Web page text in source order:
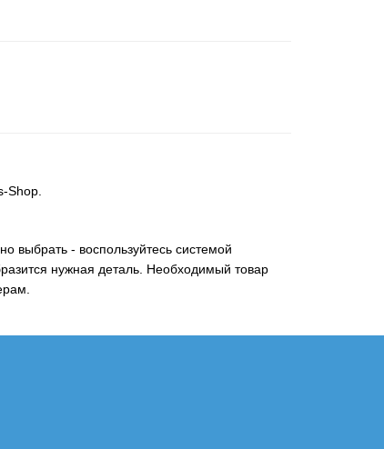
Shop.
выбрать - воспользуйтесь системой
нужная деталь. Необходимый товар